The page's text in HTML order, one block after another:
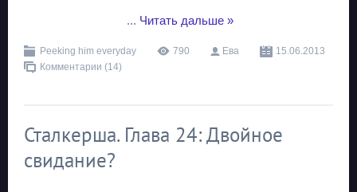
... Читать дальше »
Peeking him everyday 790 Ева
15.06.2013
Комментарии (14)
Сталкерша. Глава 24: Двойное
свидание?